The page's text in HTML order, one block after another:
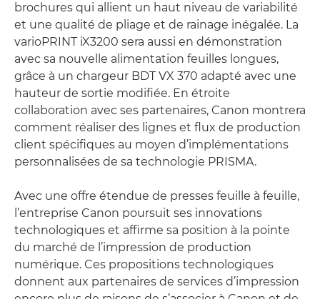
brochures qui allient un haut niveau de variabilité
et une qualité de pliage et de rainage inégalée. La
varioPRINT iX3200 sera aussi en démonstration
avec sa nouvelle alimentation feuilles longues,
grâce à un chargeur BDT VX 370 adapté avec une
hauteur de sortie modifiée. En étroite
collaboration avec ses partenaires, Canon montrera
comment réaliser des lignes et flux de production
client spécifiques au moyen d’implémentations
personnalisées de sa technologie PRISMA.
Avec une offre étendue de presses feuille à feuille,
l’entreprise Canon poursuit ses innovations
technologiques et affirme sa position à la pointe
du marché de l’impression de production
numérique. Ces propositions technologiques
donnent aux partenaires de services d’impression